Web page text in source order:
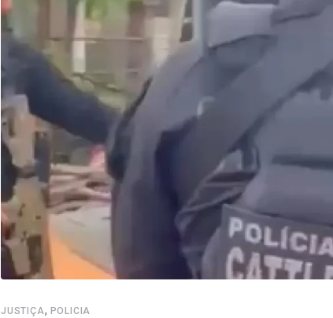
JUSTIÇA, POLICIA